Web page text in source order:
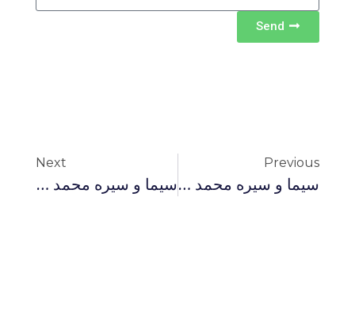
Send
Previous
سيما و سيره محمد در قرآن جلسه سوم
Next
سيما و سيره محمد در قرآن جلسه پنجم